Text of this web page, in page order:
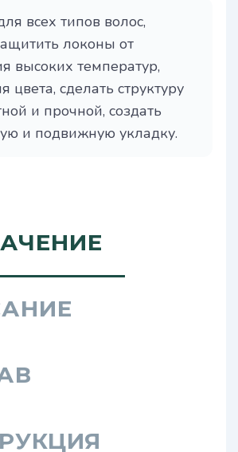
всех типов волос,
локоны от
высоких температур,
цвета, сделать структуру
и прочной, создать
и подвижную укладку.